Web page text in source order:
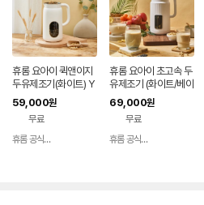
휴롬 요아이 퀵앤이지
두유제조기(화이트) Y
SM-241FWH 600
ml
59,000원
무료
휴롬 공식직영몰
휴롬 요아이 초고속 두
유제조기 (화이트/베이
지) YSM-242 800
ml
69,000원
무료
휴롬 공식직영몰